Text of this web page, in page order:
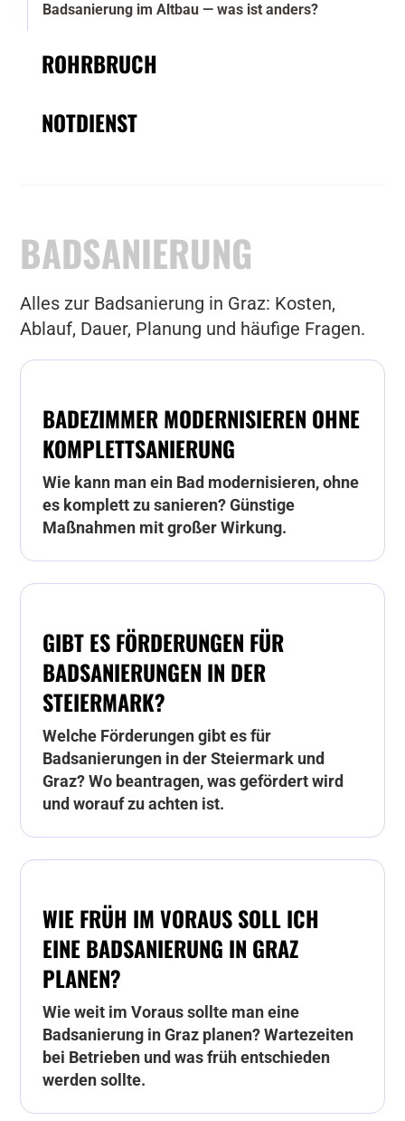
Badsanierung im Altbau — was ist anders?
ROHRBRUCH
NOTDIENST
BADSANIERUNG
Alles zur Badsanierung in Graz: Kosten,
Ablauf, Dauer, Planung und häufige Fragen.
BADEZIMMER MODERNISIEREN OHNE
KOMPLETTSANIERUNG
Wie kann man ein Bad modernisieren, ohne
es komplett zu sanieren? Günstige
Maßnahmen mit großer Wirkung.
GIBT ES FÖRDERUNGEN FÜR
BADSANIERUNGEN IN DER
STEIERMARK?
Welche Förderungen gibt es für
Badsanierungen in der Steiermark und
Graz? Wo beantragen, was gefördert wird
und worauf zu achten ist.
WIE FRÜH IM VORAUS SOLL ICH
EINE BADSANIERUNG IN GRAZ
PLANEN?
Wie weit im Voraus sollte man eine
Badsanierung in Graz planen? Wartezeiten
bei Betrieben und was früh entschieden
werden sollte.